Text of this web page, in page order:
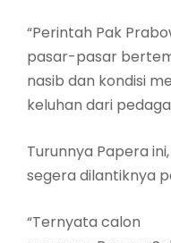
“Perintah Pak
pasar-pasar
nasib dan kondisi
keluhan dari
Turunnya Papera
segera dilantiknya
“Ternyata calon